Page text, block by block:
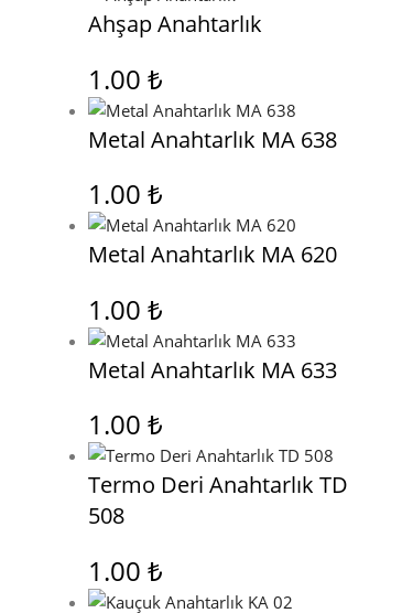
Ahşap Anahtarlık
1.00 ₺
Metal Anahtarlık MA 638
1.00 ₺
Metal Anahtarlık MA 620
1.00 ₺
Metal Anahtarlık MA 633
1.00 ₺
Termo Deri Anahtarlık TD
508
1.00 ₺